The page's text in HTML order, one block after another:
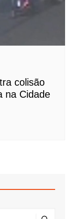
colisão
na Cidade